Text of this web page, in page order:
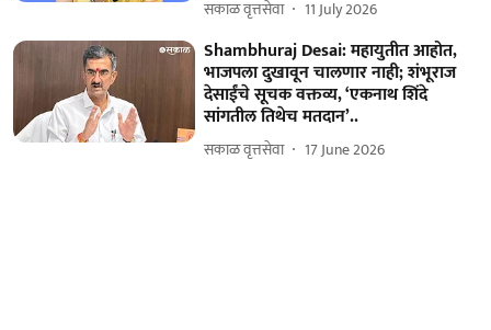
सकाळ वृत्तसेवा 11 July 2026
Shambhuraj Desai: महायुतीत आहोत,
भाजपला दुखावून चालणार नाही; शंभूराज
देसाईंचे सूचक वक्तव्य, ‘एकनाथ शिंदे
सांगतील तिथेच मतदान’..
सकाळ वृत्तसेवा 17 June 2026